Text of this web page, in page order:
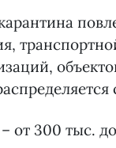
от 300 тыс.